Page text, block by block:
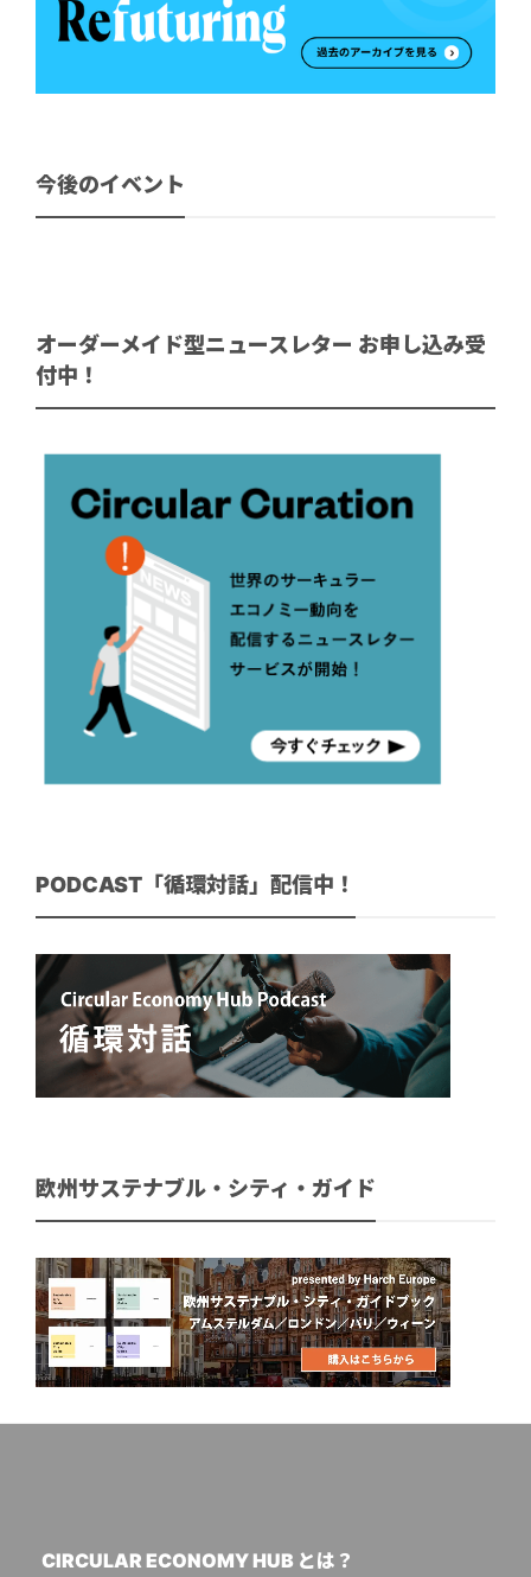
今後のイベント
オーダーメイド型ニュースレター お申し込み受
付中！
PODCAST「循環対話」配信中！
欧州サステナブル・シティ・ガイド
CIRCULAR ECONOMY HUB とは？